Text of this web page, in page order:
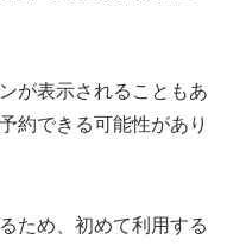
が表示されることもあ
約できる可能性があり
ため、初めて利用する